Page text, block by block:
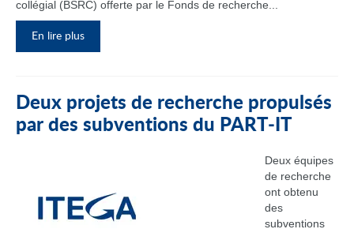
collégial (BSRC) offerte par le Fonds de recherche...
En lire plus
Deux projets de recherche propulsés
par des subventions du PART‑IT
Deux équipes
de recherche
ont obtenu
des
subventions